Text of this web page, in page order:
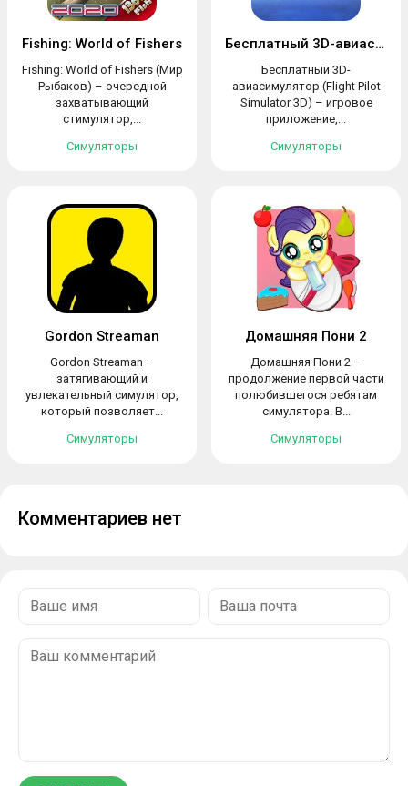
Fishing: World of Fishers
Fishing: World of Fishers (Мир
Рыбаков) – очередной
захватывающий
стимулятор,...
Симуляторы
Бесплатный 3D-авиасимулятор
Бесплатный 3D-
авиасимулятор (Flight Pilot
Simulator 3D) – игровое
приложение,...
Симуляторы
Gordon Streaman
Gordon Streaman –
затягивающий и
увлекательный симулятор,
который позволяет...
Симуляторы
Домашняя Пони 2
Домашняя Пони 2 –
продолжение первой части
полюбившегося ребятам
симулятора. В...
Симуляторы
Комментариев нет